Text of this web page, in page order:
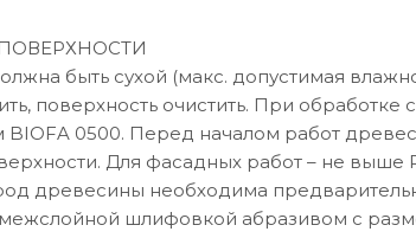
быть сухой (макс. допустимая
поверхность очистить. При
BIOFA 0500. Перед началом работ
Для фасадных работ – не
древесины необходима
шлифовкой абразивом с